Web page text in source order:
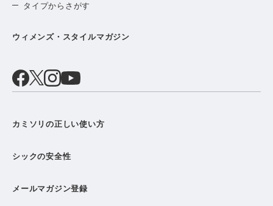
タイプからさがす
ウィメンズ・スタイルマガジン
カミソリの正しい使い方
シックの安全性
メールマガジン登録